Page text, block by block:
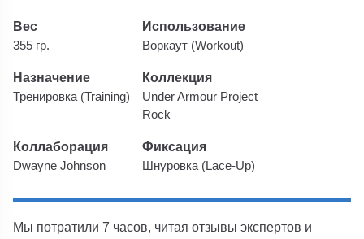
Вес
355 гр.
Использование
Воркаут (Workout)
Назначение
Тренировка (Training)
Коллекция
Under Armour Project
Rock
Коллаборация
Dwayne Johnson
Фиксация
Шнуровка (Lace-Up)
Мы потратили 7 часов, читая отзывы экспертов и